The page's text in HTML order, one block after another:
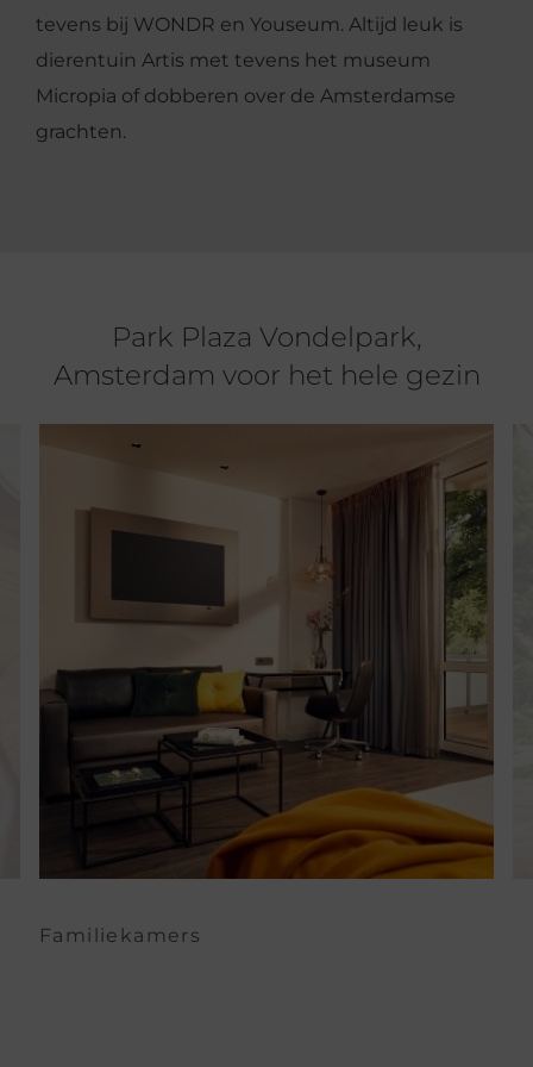
tevens bij WONDR en Youseum. Altijd leuk is
dierentuin Artis met tevens het museum
Micropia of dobberen over de Amsterdamse
grachten.
Park Plaza Vondelpark,
Amsterdam voor het hele gezin
Familiekamers